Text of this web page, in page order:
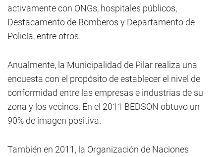
activamente con ONGs, hospitales públicos,
Destacamento de Bomberos y Departamento de
Policía, entre otros.
Anualmente, la Municipalidad de Pilar realiza una
encuesta con el propósito de establecer el nivel de
conformidad entre las empresas e industrias de su
zona y los vecinos. En el 2011 BEDSON obtuvo un
90% de imagen positiva.
También en 2011, la Organización de Naciones